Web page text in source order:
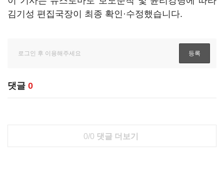
김기성 편집국장이 최종 확인·수정했습니다.
댓글 0
0/0 댓글 더보기